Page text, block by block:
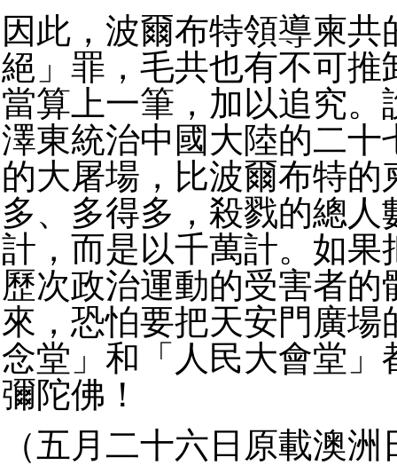
因此，波爾布特領導柬共
絕」罪，毛共也有不可推
當算上一筆，加以追究。
澤東統治中國大陸的二十
的大屠場，比波爾布特的
多、多得多，殺戮的總人
計，而是以千萬計。如果
歷次政治運動的受害者的
來，恐怕要把天安門廣場
念堂」和「人民大會堂」
彌陀佛！
（五月二十六日原載澳洲